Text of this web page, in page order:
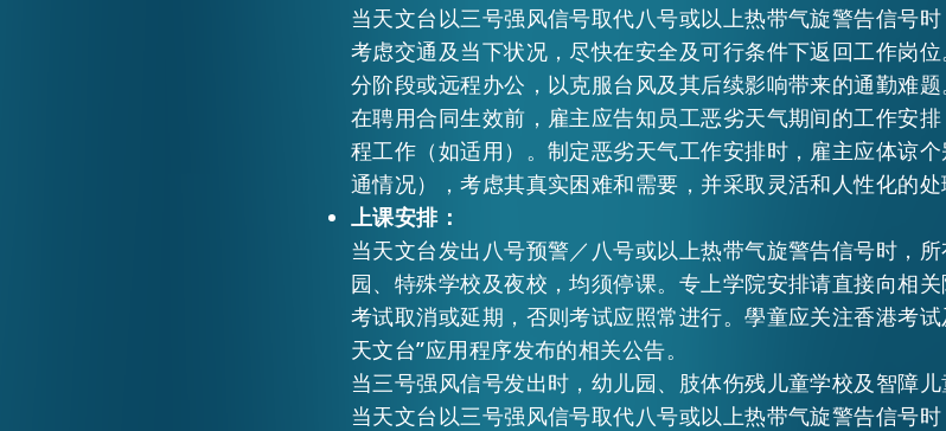
当天文台以三号强风信号取代八号或以上热带气旋警告信号
考虑交通及当下状况，尽快在安全及可行条件下返回工作岗
分阶段或远程办公，以克服台风及其后续影响带来的通勤难题
在聘用合同生效前，雇主应告知员工恶劣天气期间的工作安
程工作（如适用）。制定恶劣天气工作安排时，雇主应体谅
通情况），考虑其真实困难和需要，并采取灵活和人性化的处
上课安排：
当天文台发出八号预警／八号或以上热带气旋警告信号时，
园、特殊学校及夜校，均须停课。专上学院安排请直接向相
考试取消或延期，否则考试应照常进行。學童应关注香港考
天文台”应用程序发布的相关公告。
当三号强风信号发出时，幼儿园、肢体伤残儿童学校及智障儿
当天文台以三号强风信号取代八号或以上热带气旋警告信号